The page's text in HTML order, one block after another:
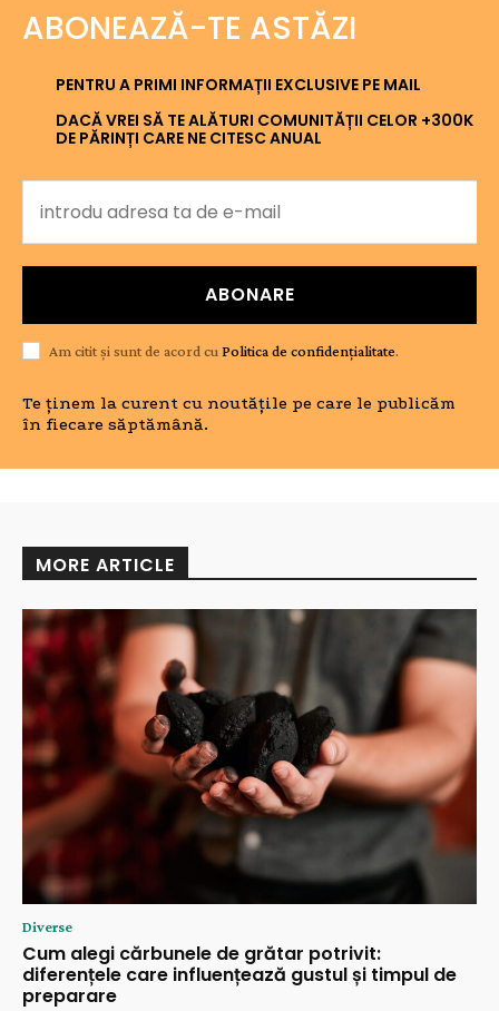
ABONEAZĂ-TE ASTĂZI
PENTRU A PRIMI INFORMAȚII EXCLUSIVE PE MAIL
DACĂ VREI SĂ TE ALĂTURI COMUNITĂȚII CELOR +300K
DE PĂRINȚI CARE NE CITESC ANUAL
ABONARE
Am citit și sunt de acord cu Politica de confidențialitate.
Te ținem la curent cu noutățile pe care le publicăm
în fiecare săptămână.
MORE ARTICLE
Diverse
Cum alegi cărbunele de grătar potrivit:
diferențele care influențează gustul și timpul de
preparare